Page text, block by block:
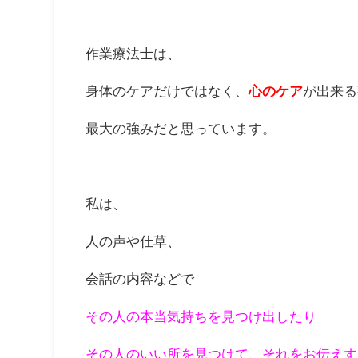
作業療法士は、
身体のケアだけではなく、心のケアが出来
最大の強みだと思っています。
私は、
人の声や仕草、
会話の内容などで
その人の本当気持ちを見つけ出したり
その人のいい所を見つけて、それをお伝え